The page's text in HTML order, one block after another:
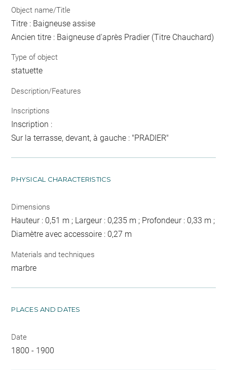
Object name/Title
Titre : Baigneuse assise
Ancien titre : Baigneuse d'après Pradier (Titre Chauchard)
Type of object
statuette
Description/Features
Inscriptions
Inscription :
Sur la terrasse, devant, à gauche : "PRADIER"
PHYSICAL CHARACTERISTICS
Dimensions
Hauteur : 0,51 m ; Largeur : 0,235 m ; Profondeur : 0,33 m ;
Diamètre avec accessoire : 0,27 m
Materials and techniques
marbre
PLACES AND DATES
Date
1800 - 1900